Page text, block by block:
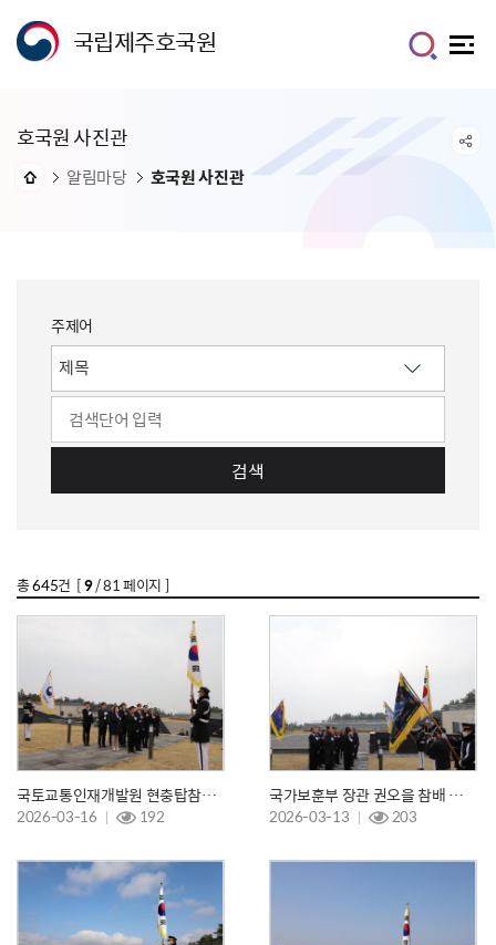
국립제주호국원
호국원 사진관
알림마당 호국원 사진관
주제어
검색
총645건 [9/ 81 페이지 ]
국토교통인재개발원 현충탑참배(26.03.16.)
2026-03-16 192
국가보훈부 장관 권오을 참배 및 보훈현장 방문(26.03.13.)
2026-03-13 203